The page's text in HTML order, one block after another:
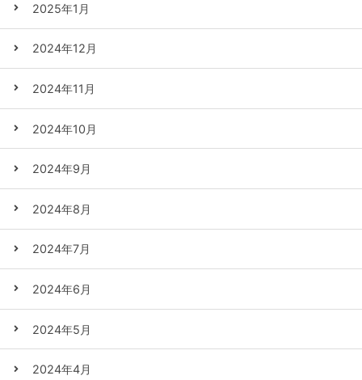
2025年1月
2024年12月
2024年11月
2024年10月
2024年9月
2024年8月
2024年7月
2024年6月
2024年5月
2024年4月